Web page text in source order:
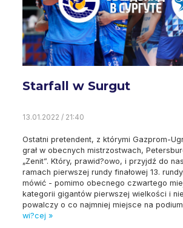
Starfall w Surgut
13.01.2022 / 21:40
Ostatni pretendent, z którymi Gazprom-
grał w obecnych mistrzostwach,
„Zenit”. Który, prawid?owo, i przyjdź do
ramach pierwszej rundy finałowej 13.
mówić - pomimo obecnego czwartego
kategorii gigantów pierwszej wielkości i
powalczy o co najmniej miejsce na
wi?cej »